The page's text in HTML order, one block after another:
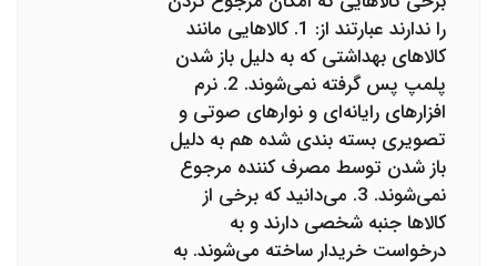
را ندارند عبارتند از: 1. کالاهایی مانند
کالاهای بهداشتی که به دلیل باز شدن
پلمپ پس گرفته نمی‌شوند. 2. نرم
افزارهای رایانه‌ای و نوارهای صوتی و
تصویری بسته بندی شده هم به دلیل
باز شدن توسط مصرف کننده مرجوع
نمی‌شوند. 3. می‌دانید که برخی از
کالاها جنبه‌ شخصی دارند و به
درخواست خریدار ساخته می‌شوند. به